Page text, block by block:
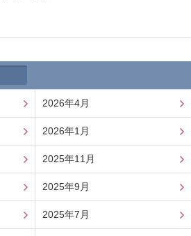
2026年4月
2026年1月
2025年11月
2025年9月
2025年7月